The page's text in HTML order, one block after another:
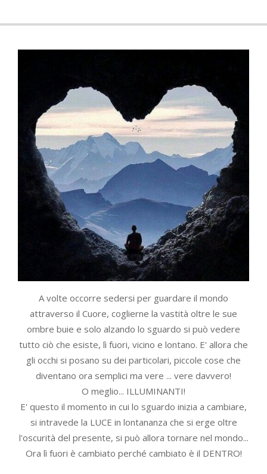
A volte occorre sedersi per guardare il mondo
attraverso il Cuore, coglierne la vastità oltre le sue
ombre buie e solo alzando lo sguardo si può vedere
tutto ciò che esiste, lì fuori, vicino e lontano. E' allora che
gli occhi si posano su dei particolari, piccole cose che
diventano ora semplici ma vere ... vere davvero!
O meglio... ILLUMINANTI!
E' questo il momento in cui lo sguardo inizia a cambiare,
si intravede la LUCE in lontananza che si erge oltre
l'oscurità del presente, si può allora tornare nel mondo...
Ora lì fuori è cambiato perché cambiato è il DENTRO!